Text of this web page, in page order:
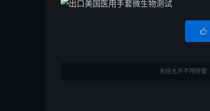

未经允许不得转载：